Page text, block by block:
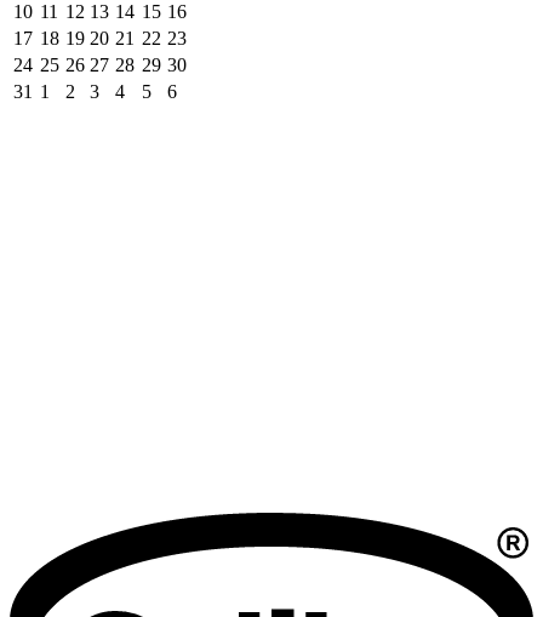
10 11 12 13 14 15 16
17 18 19 20 21 22 23
24 25 26 27 28 29 30
31 1 2 3 4 5 6